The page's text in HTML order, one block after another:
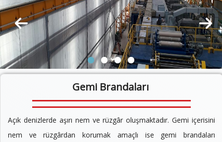
Gemi Brandaları
Açık denizlerde aşırı nem ve rüzgâr oluşmaktadır. Gemi içerisini
nem ve rüzgârdan korumak amaçlı ise gemi brandaları